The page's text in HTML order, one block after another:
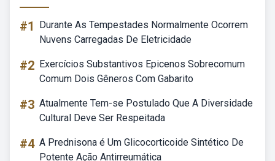
#1
Durante As Tempestades Normalmente Ocorrem
Nuvens Carregadas De Eletricidade
#2 Exercícios Substantivos Epicenos Sobrecomum
Comum Dois Gêneros Com Gabarito
#3 Atualmente Tem-se Postulado Que A Diversidade
Cultural Deve Ser Respeitada
#4 A Prednisona é Um Glicocorticoide Sintético De
Potente Ação Antirreumática